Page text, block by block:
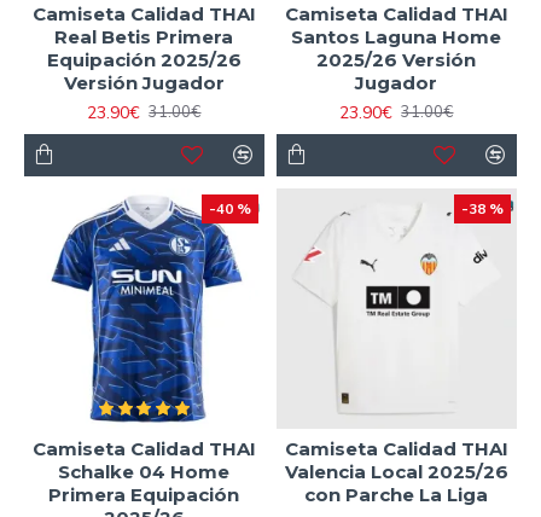
Camiseta Calidad THAI
Real Betis Primera
Equipación 2025/26
Versión Jugador
23.90€ 31.00€
Camiseta Calidad THAI
Santos Laguna Home
2025/26 Versión
Jugador
23.90€ 31.00€
-40 %
Camiseta Calidad THAI
Schalke 04 Home
Primera Equipación
-38 %
Camiseta Calidad THAI
Valencia Local 2025/26
con Parche La Liga